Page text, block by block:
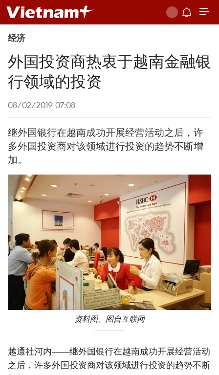
经济
外国投资商热衷于越南金融银
行领域的投资
08/02/2019 07:08
继外国银行在越南成功开展经营活动之后，许
多外国投资商对该领域进行投资的趋势不断增
加。
资料图。图自互联网
越通社河内——继外国银行在越南成功开展经营活动
之后，许多外国投资商对该领域进行投资的趋势不断